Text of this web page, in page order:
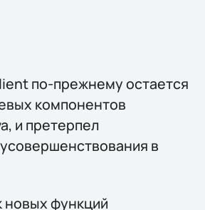
по-прежнему остается
компонентов
и претерпел
в
новых функций